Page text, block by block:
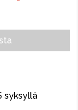
syksyllä